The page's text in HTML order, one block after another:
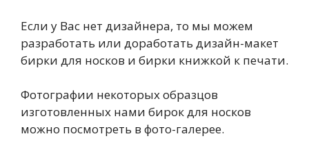
Если у Вас нет дизайнера, то мы можем
разработать или доработать дизайн-макет
бирки для носков и бирки книжкой к печати.
Фотографии некоторых образцов
изготовленных нами бирок для носков
можно посмотреть в фото-галерее.